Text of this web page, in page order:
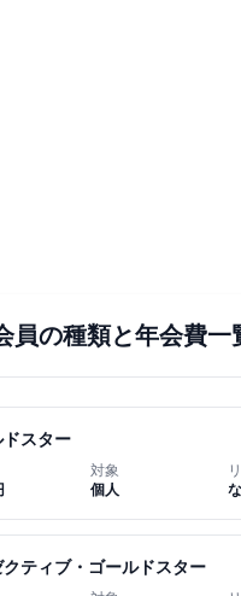
員の種類と年会費一
ドスター
対象
個人
クティブ・ゴールドスター